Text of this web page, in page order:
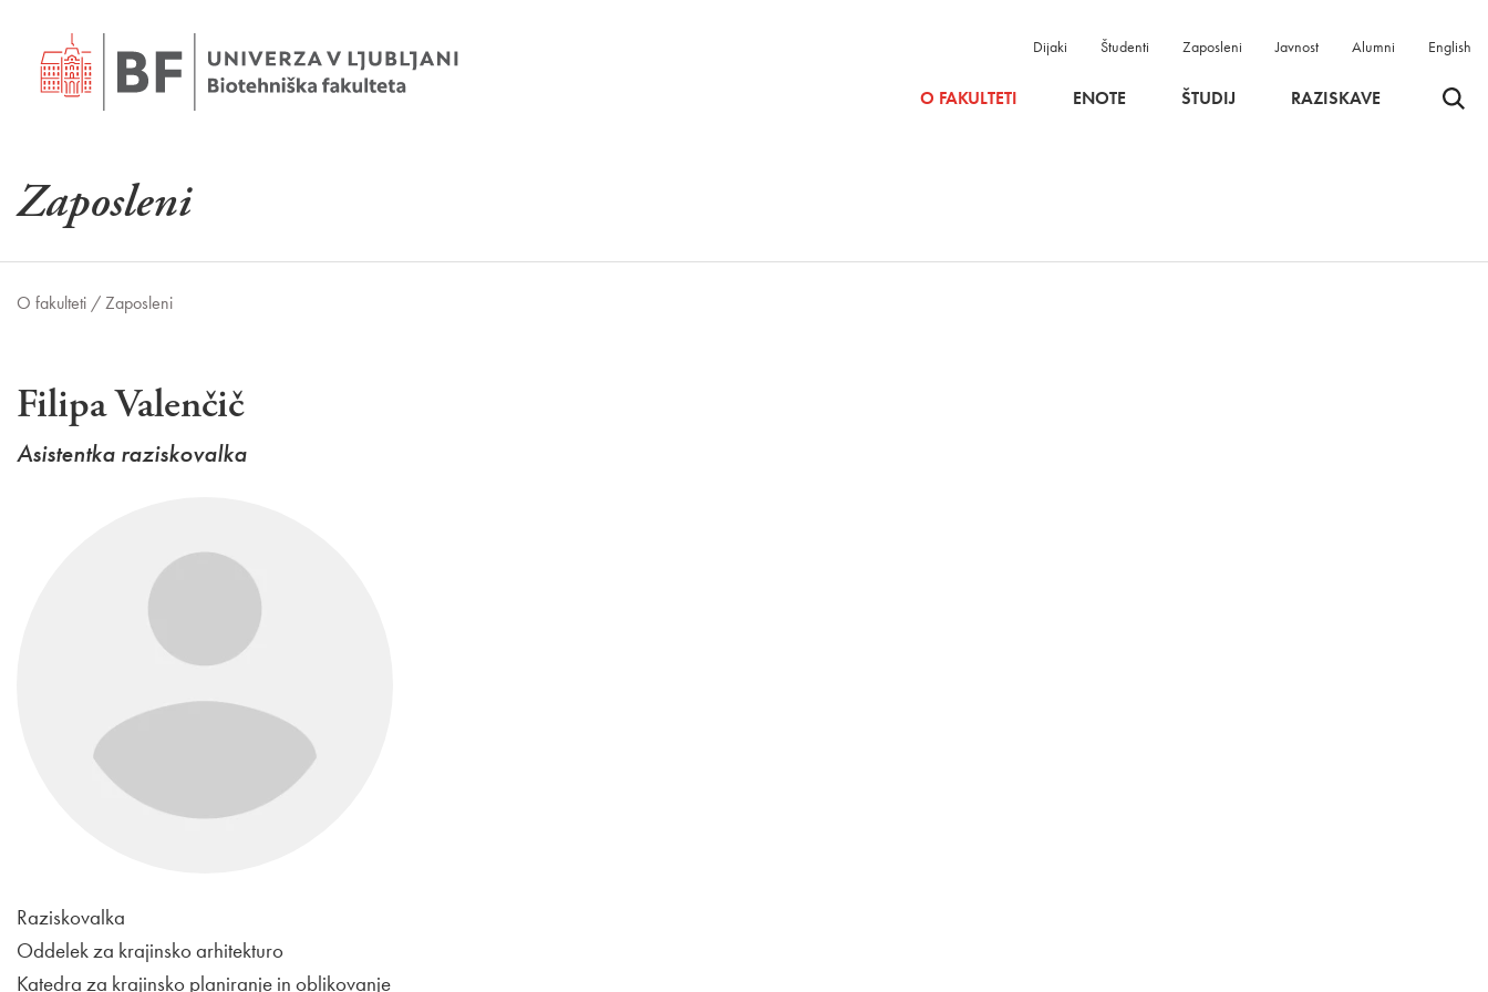
Dijaki Študenti Zaposleni Javnost Alumni English
O FAKULTETI ENOTE ŠTUDIJ RAZISKAVE Odpri
Zaposleni
O fakulteti /Zaposleni
Filipa Valenčič
Asistentka raziskovalka
Raziskovalka
Oddelek za krajinsko arhitekturo
Katedra za krajinsko planiranje in oblikovanje